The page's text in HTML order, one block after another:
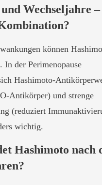
Wechseljahre –
können
In der Perimenopause
Hashimoto-
Antikörper) und strenge
(reduziert
wichtig.
Hashimoto nach